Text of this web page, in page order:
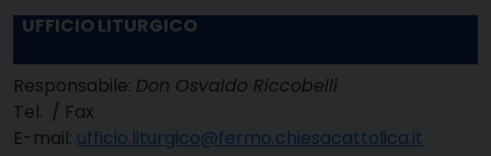
UFFICIO LITURGICO
Responsabile: Don Osvaldo Riccobelli
Tel. / Fax
E-mail: ufficio.liturgico@fermo.chiesacattolica.it